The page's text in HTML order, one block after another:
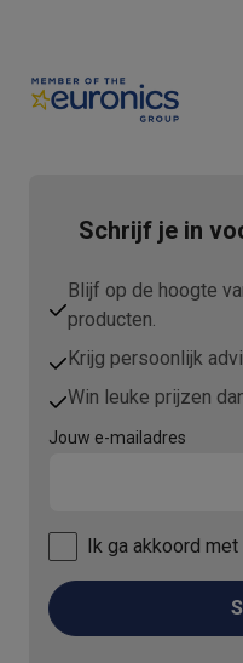
Schrijf je in
Blijf op de hoogte
producten.
Krijg persoonlijk
Win leuke prijzen
Jouw e-mailadres
Ik ga akkoord met